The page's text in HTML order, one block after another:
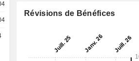
Révisions de Bénéfices